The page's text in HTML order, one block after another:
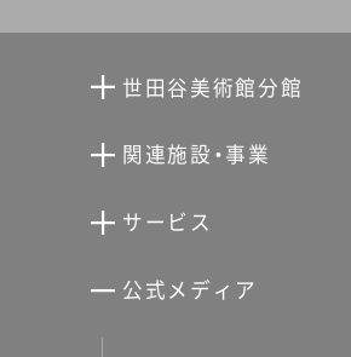
術館（公益財団法
文化財団） ©2013
第2版）
世田谷美術館分館
向井潤吉アトリエ館
分館スケジュール
関連施設・事業
世田谷文学館
サービス
せたがやアーツカード
公式メディア